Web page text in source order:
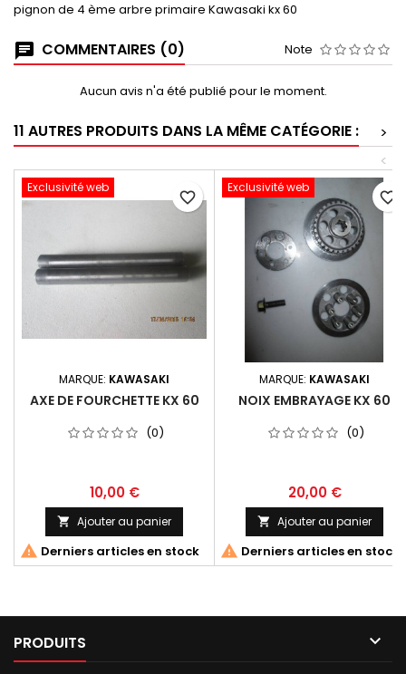
pignon de 4 ème arbre primaire Kawasaki kx 60
COMMENTAIRES (0) Note
Aucun avis n'a été publié pour le moment.
11 AUTRES PRODUITS DANS LA MÊME CATÉGORIE :
>
<
Exclusivité web
MARQUE: KAWASAKI
AXE DE FOURCHETTE KX 60
(0)
10,00 €
 Ajouter au panier
 Derniers articles en stock
favorite_border
Exclusivité web
MARQUE: KAWASAKI
NOIX EMBRAYAGE KX 60
(0)
20,00 €
 Ajouter au panier
 Derniers articles en stock
favorite_border
PRODUITS 